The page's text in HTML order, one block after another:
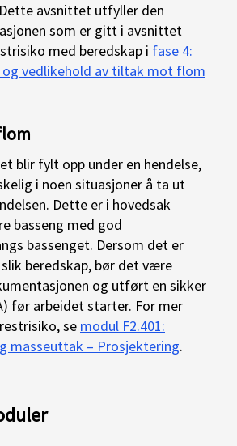
avsnittet utfyller den
som er gitt i avsnittet
med beredskap i fase 4:
vedlikehold av tiltak mot flom
blir fylt opp under en hendelse,
i noen situasjoner å ta ut
Dette er i hovedsak
basseng med god
bassenget. Dersom det er
beredskap, bør det være
og utført en sikker
før arbeidet starter. For mer
se modul F2.401:
masseuttak – Prosjektering.